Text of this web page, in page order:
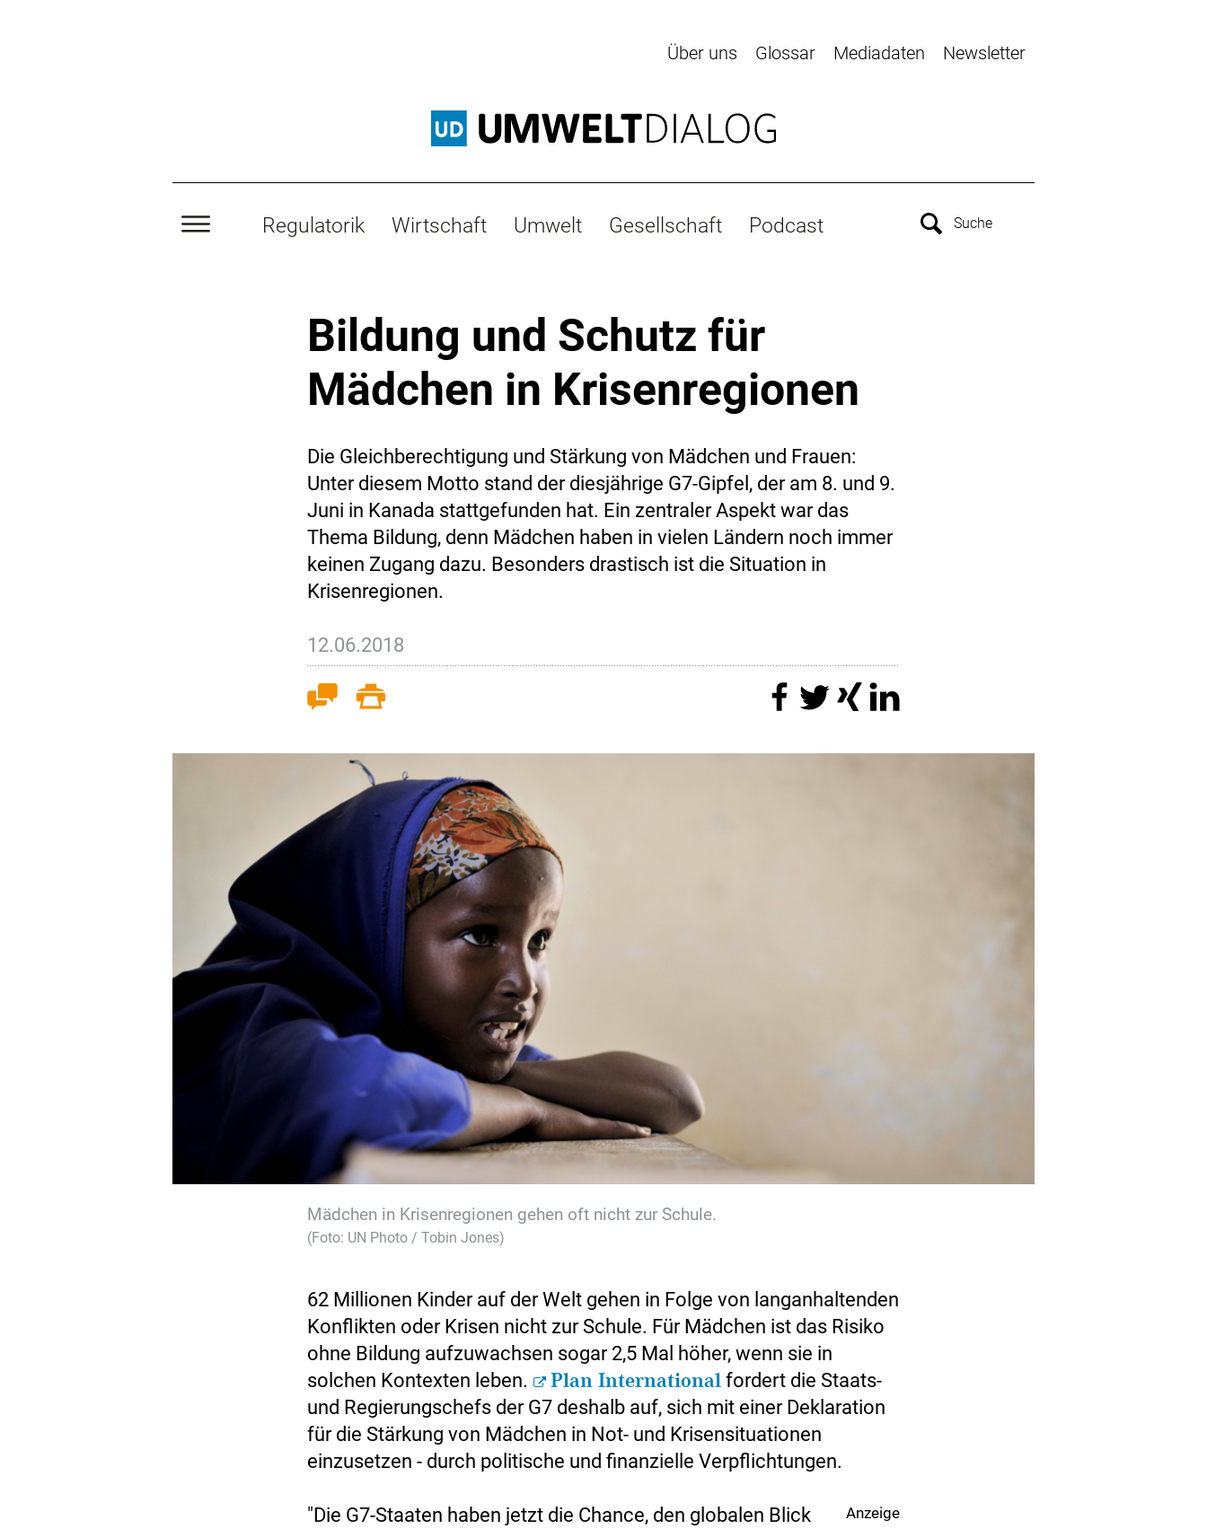
Über uns Glossar Mediadaten Newsletter
Regulatorik Wirtschaft Umwelt Gesellschaft Podcast
Bildung und Schutz für
Mädchen in Krisenregionen
Die Gleichberechtigung und Stärkung von Mädchen und Frauen:
Unter diesem Motto stand der diesjährige G7-Gipfel, der am 8. und 9.
Juni in Kanada stattgefunden hat. Ein zentraler Aspekt war das
Thema Bildung, denn Mädchen haben in vielen Ländern noch immer
keinen Zugang dazu. Besonders drastisch ist die Situation in
Krisenregionen.
12.06.2018
Mädchen in Krisenregionen gehen oft nicht zur Schule.
(Foto: UN Photo / Tobin Jones)
62 Millionen Kinder auf der Welt gehen in Folge von langanhaltenden
Konflikten oder Krisen nicht zur Schule. Für Mädchen ist das Risiko
ohne Bildung aufzuwachsen sogar 2,5 Mal höher, wenn sie in
solchen Kontexten leben.
Plan International fordert die Staats-
und Regierungschefs der G7 deshalb auf, sich mit einer Deklaration
für die Stärkung von Mädchen in Not- und Krisensituationen
einzusetzen - durch politische und finanzielle Verpflichtungen.
Anzeige
"Die G7-Staaten haben jetzt die Chance, den globalen Blick